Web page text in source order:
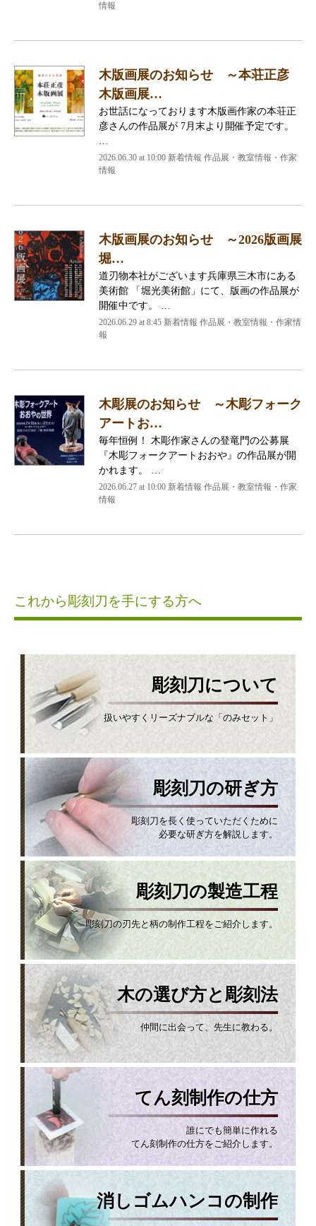
情報
木版画展のお知らせ ～本荘正彦
木版画展…
お世話になっております木版画作家の本荘正
彦さんの作品展が 7月末より開催予定です。
…
2026.06.30 at 10:00 新着情報 作品展・教室情報・作家
情報
木版画展のお知らせ ～2026版画展
堀…
道刃物本社がございます兵庫県三木市にある
美術館 「堀光美術館」にて、版画の作品展が
開催中です。 …
2026.06.29 at 8:45 新着情報 作品展・教室情報・作家情
報
木彫展のお知らせ ～木彫フォーク
アートお…
毎年恒例！ 木彫作家さんの登竜門の公募展
『木彫フォークアートおおや』の作品展が開
かれます。 …
2026.06.27 at 10:00 新着情報 作品展・教室情報・作家
情報
これから彫刻刀を手にする方へ
彫刻刀について
扱いやすくリーズナブルな「のみセット」
彫刻刀の研ぎ方
彫刻刀を長く使っていただくために
必要な研ぎ方を解説します。
彫刻刀の製造工程
彫刻刀の刃先と柄の制作工程をご紹介します。
木の選び方と彫刻法
仲間に出会って、先生に教わる。
てん刻制作の仕方
誰にでも簡単に作れる
てん刻制作の仕方をご紹介します。
消しゴムハンコの制作